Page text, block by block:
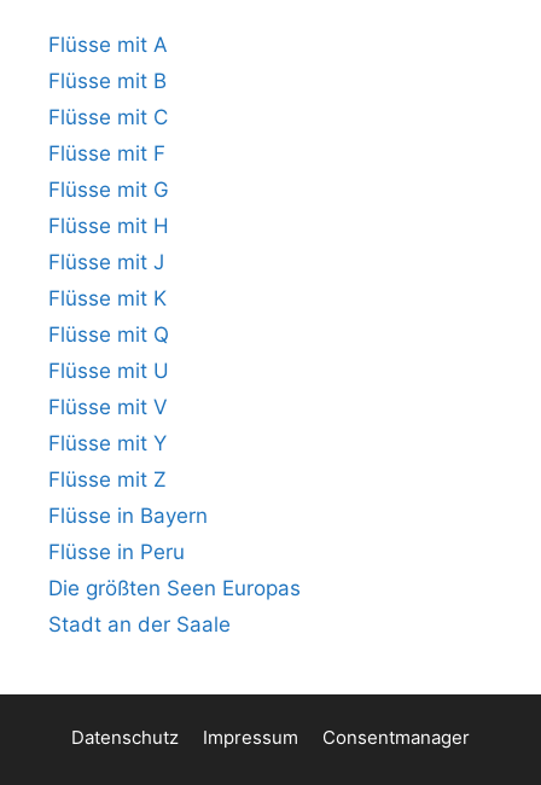
Flüsse mit A
Flüsse mit B
Flüsse mit C
Flüsse mit F
Flüsse mit G
Flüsse mit H
Flüsse mit J
Flüsse mit K
Flüsse mit Q
Flüsse mit U
Flüsse mit V
Flüsse mit Y
Flüsse mit Z
Flüsse in Bayern
Flüsse in Peru
Die größten Seen Europas
Stadt an der Saale
Datenschutz Impressum Consentmanager